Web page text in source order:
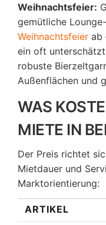
Weihnachtsfeier:
gemütliche
Weihnachtsfeier ab
ein oft
robuste
Außenflächen und
WAS
MIETE IN
Der Preis richtet
Mietdauer und
Marktorientierung:
ARTIKEL